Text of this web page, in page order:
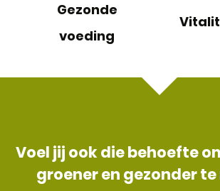
Gezonde
voeding
Voel jij ook die behoefte
groener en gezonder